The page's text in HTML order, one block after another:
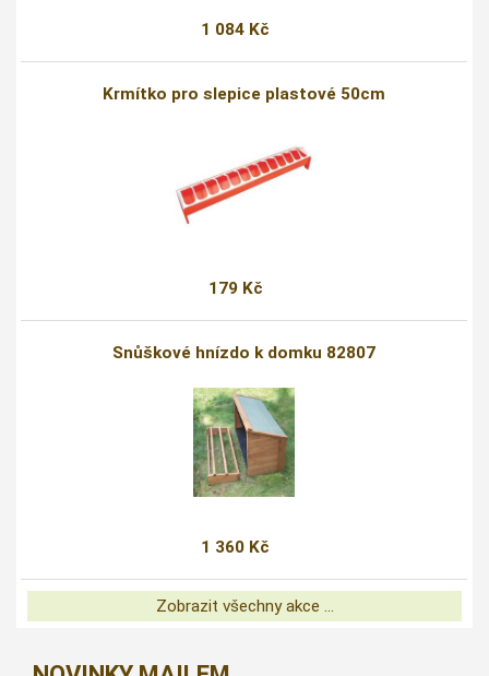
1 084 Kč
Krmítko pro slepice plastové 50cm
179 Kč
Snůškové hnízdo k domku 82807
1 360 Kč
Zobrazit všechny akce ...